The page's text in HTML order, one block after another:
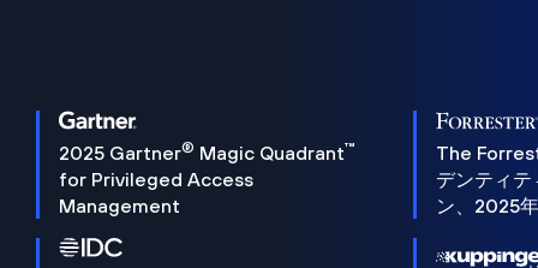
2025 Gartner® Magic Quadrant™
for Privileged Access
Management
The
デンティ
ン、2025